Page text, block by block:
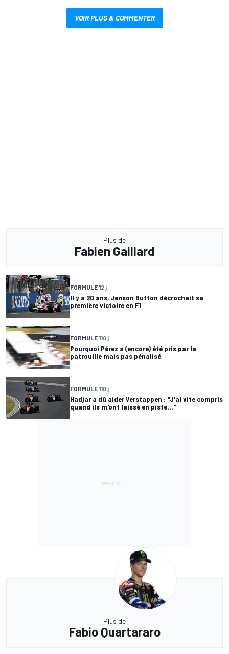
VOIR PLUS & COMMENTER
Plus de
Fabien Gaillard
FORMULE 12 j
Il y a 20 ans, Jenson Button décrochait sa
première victoire en F1
FORMULE 110 j
Pourquoi Pérez a (encore) été pris par la
patrouille mais pas pénalisé
FORMULE 110 j
Hadjar a dû aider Verstappen : "J'ai vite compris
quand ils m'ont laissé en piste..."
Plus de
Fabio Quartararo